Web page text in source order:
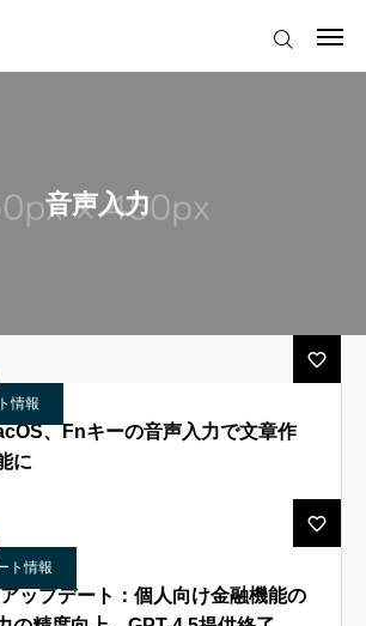
音声入力
情報
、Fnキーの音声入力で文章作
に
ト情報
ップデート：個人向け金融機能の
ト情報